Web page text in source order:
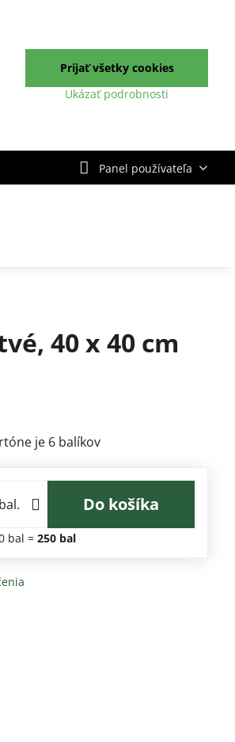
Panel používateľa
40 x 40 cm
je 6 balíkov
bal. Do košíka
bal =250 bal
Ukázať podrobnosti
Prijať všetky cookies